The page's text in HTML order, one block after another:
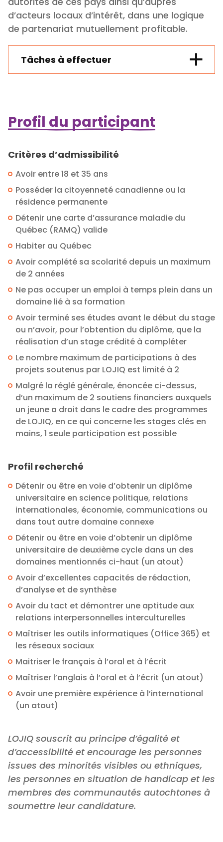
d’acteurs locaux d’intérêt, dans une logique
de partenariat mutuellement profitable.
Tâches à effectuer
Profil du participant
Critères d’admissibilité
Avoir entre 18 et 35 ans
Posséder la citoyenneté canadienne ou la
résidence permanente
Détenir une carte d’assurance maladie du
Québec (RAMQ) valide
Habiter au Québec
Avoir complété sa scolarité depuis un maximum
de 2 années
Ne pas occuper un emploi à temps plein dans un
domaine lié à sa formation
Avoir terminé ses études avant le début du stage
ou n’avoir, pour l’obtention du diplôme, que la
réalisation d’un stage crédité à compléter
Le nombre maximum de participations à des
projets soutenus par LOJIQ est limité à 2
Malgré la réglé générale, énoncée ci-dessus,
d’un maximum de 2 soutiens financiers auxquels
un jeune a droit dans le cadre des programmes
de LOJIQ, en ce qui concerne les stages clés en
mains, 1 seule participation est possible
Profil recherché
Détenir ou être en voie d’obtenir un diplôme
universitaire en science politique, relations
internationales, économie, communications ou
dans tout autre domaine connexe
Détenir ou être en voie d’obtenir un diplôme
universitaire de deuxième cycle dans un des
domaines mentionnés ci-haut (un atout)
Avoir d’excellentes capacités de rédaction,
d’analyse et de synthèse
Avoir du tact et démontrer une aptitude aux
relations interpersonnelles interculturelles
Maîtriser les outils informatiques (Office 365) et
les réseaux sociaux
Maitriser le français à l’oral et à l’écrit
Maîtriser l’anglais à l’oral et à l’écrit (un atout)
Avoir une première expérience à l’international
(un atout)
LOJIQ souscrit au principe d’égalité et
d’accessibilité et encourage les personnes
issues des minorités visibles ou ethniques,
les personnes en situation de handicap et les
membres des communautés autochtones à
soumettre leur candidature.